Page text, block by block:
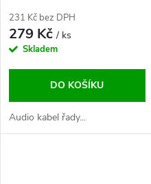
231 Kč bez DPH
279 Kč/ ks
Skladem
DO KOŠÍKU
Audio kabel řady...